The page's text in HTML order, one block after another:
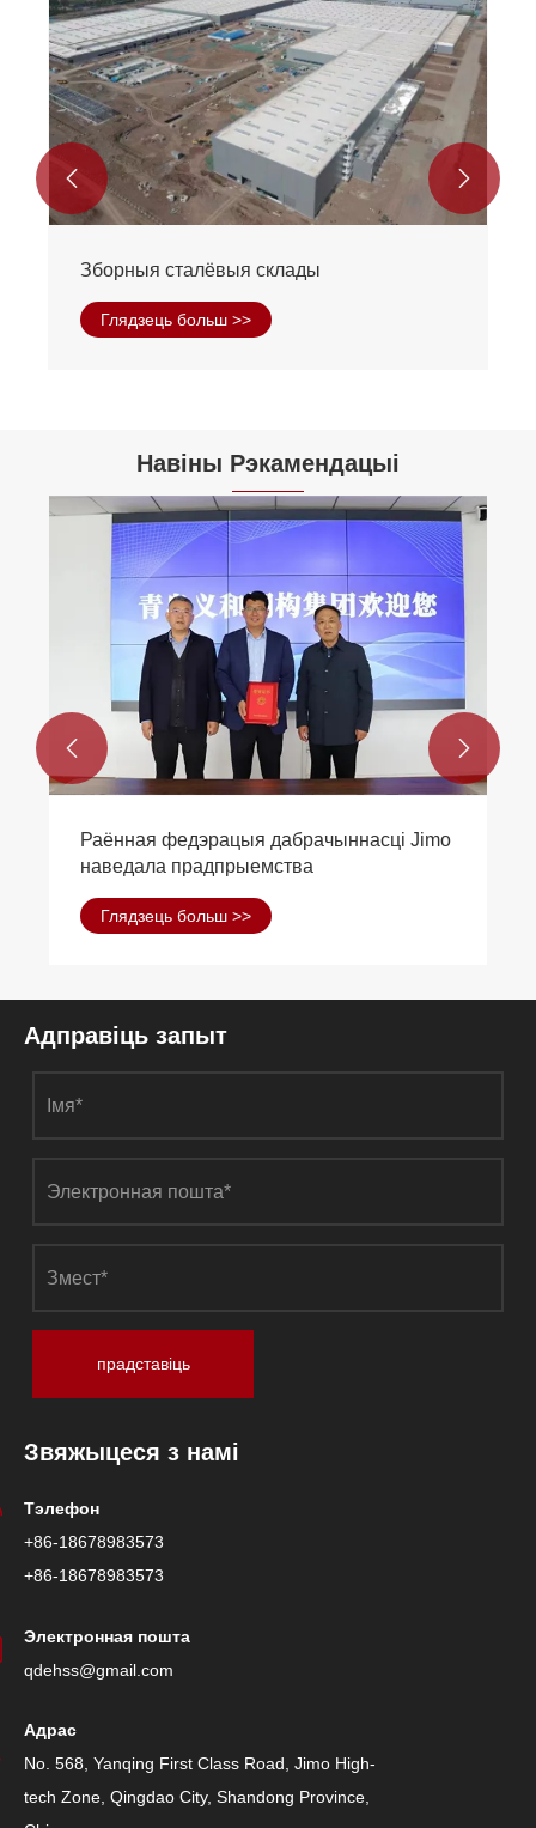
Трывалы склад сталёвага структуры
Глядзець больш >>
 
Навіны Рэкамендацыі
Ці могуць сталёвыя канструкцыі
чыгуначнай станцыі вытрымліваць
Глядзець больш >>
 
Адправіць запыт
прадставіць
Звяжыцеся з намі
Тэлефон
+86-18678983573
+86-18678983573
Электронная пошта
qdehss@gmail.com
Адрас
No. 568, Yanqing First Class Road, Jimo High-
tech Zone, Qingdao City, Shandong Province,